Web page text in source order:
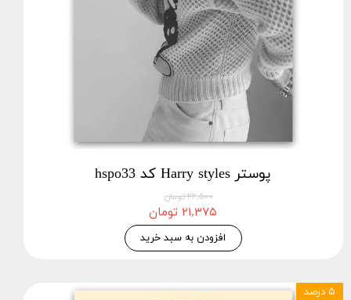
پوستر Harry styles کد hspo33
۲۲,۵۰۰ تومان
۲۱,۳۷۵ تومان
افزودن به سبد خرید
۵ درصد